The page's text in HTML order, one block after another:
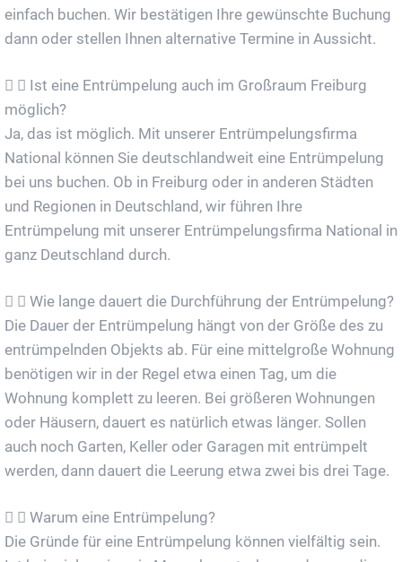
einfach buchen. Wir bestätigen Ihre gewünschte Buchung
dann oder stellen Ihnen alternative Termine in Aussicht.
Ist eine Entrümpelung auch im Großraum Freiburg
möglich?
Ja, das ist möglich. Mit unserer Entrümpelungsfirma
National können Sie deutschlandweit eine Entrümpelung
bei uns buchen. Ob in Freiburg oder in anderen Städten
und Regionen in Deutschland, wir führen Ihre
Entrümpelung mit unserer Entrümpelungsfirma National in
ganz Deutschland durch.
Wie lange dauert die Durchführung der Entrümpelung?
Die Dauer der Entrümpelung hängt von der Größe des zu
entrümpelnden Objekts ab. Für eine mittelgroße Wohnung
benötigen wir in der Regel etwa einen Tag, um die
Wohnung komplett zu leeren. Bei größeren Wohnungen
oder Häusern, dauert es natürlich etwas länger. Sollen
auch noch Garten, Keller oder Garagen mit entrümpelt
werden, dann dauert die Leerung etwa zwei bis drei Tage.
Warum eine Entrümpelung?
Die Gründe für eine Entrümpelung können vielfältig sein.